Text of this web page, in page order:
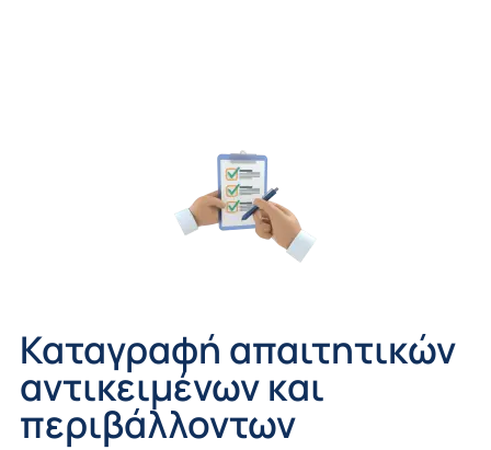
Καταγραφή απαιτητικών
αντικειμένων και
περιβάλλοντων